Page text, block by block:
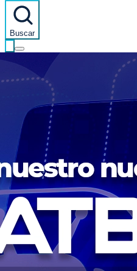
Buscar